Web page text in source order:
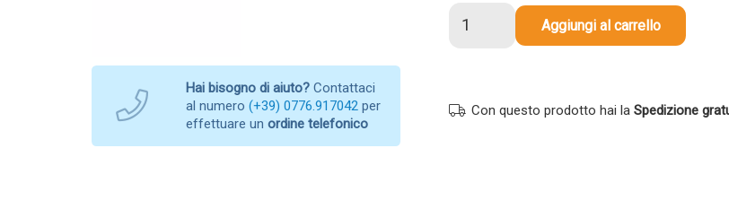
Hai bisogno di aiuto? Contattaci
al numero (+39) 0776.917042 per
effettuare un ordine telefonico
originale
quantità
Aggiungi al carrello
Con questo prodotto hai la Spedizione